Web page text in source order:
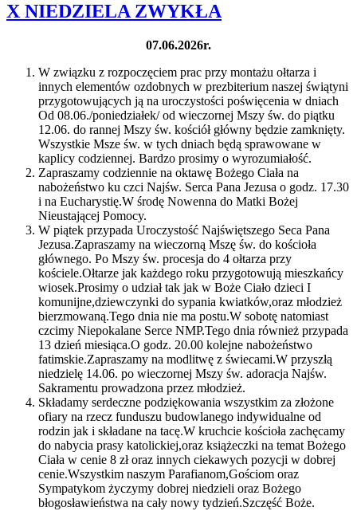
X NIEDZIELA ZWYKŁA
07.06.2026r.
W związku z rozpoczęciem prac przy montażu ołtarza i
innych elementów ozdobnych w prezbiterium naszej świątyni
przygotowujących ją na uroczystości poświęcenia w dniach
Od 08.06./poniedziałek/ od wieczornej Mszy św. do piątku
12.06. do rannej Mszy św. kościół główny będzie zamknięty.
Wszystkie Msze św. w tych dniach będą sprawowane w
kaplicy codziennej. Bardzo prosimy o wyrozumiałość.
Zapraszamy codziennie na oktawę Bożego Ciała na
nabożeństwo ku czci Najśw. Serca Pana Jezusa o godz. 17.30
i na Eucharystię.W środę Nowenna do Matki Bożej
Nieustającej Pomocy.
W piątek przypada Uroczystość Najświętszego Seca Pana
Jezusa.Zapraszamy na wieczorną Mszę św. do kościoła
głównego. Po Mszy św. procesja do 4 ołtarza przy
kościele.Ołtarze jak każdego roku przygotowują mieszkańcy
wiosek.Prosimy o udział tak jak w Boże Ciało dzieci I
komunijne,dziewczynki do sypania kwiatków,oraz młodzież
bierzmowaną.Tego dnia nie ma postu.W sobotę natomiast
czcimy Niepokalane Serce NMP.Tego dnia również przypada
13 dzień miesiąca.O godz. 20.00 kolejne nabożeństwo
fatimskie.Zapraszamy na modlitwę z świecami.W przyszłą
niedzielę 14.06. po wieczornej Mszy św. adoracja Najśw.
Sakramentu prowadzona przez młodzież.
Składamy serdeczne podziękowania wszystkim za złożone
ofiary na rzecz funduszu budowlanego indywidualne od
rodzin jak i składane na tacę.W kruchcie kościoła zachęcamy
do nabycia prasy katolickiej,oraz książeczki na temat Bożego
Ciała w cenie 8 zł oraz innych ciekawych pozycji w dobrej
cenie.Wszystkim naszym Parafianom,Gościom oraz
Sympatykom życzymy dobrej niedzieli oraz Bożego
błogosławieństwa na cały nowy tydzień.Szczęść Boże.